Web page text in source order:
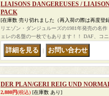
LIAISONS DANGEREUSES /
PACK
[在庫数 売り切れました（再入荷の際は再度登
リエゾン・ダンジュルーズの1981年発売の名
ェレの名盤の一枚でもあります！！ DAF、コ
DER PLAN/GERI REIG UND
2,880円(税込) [在庫数 あり]